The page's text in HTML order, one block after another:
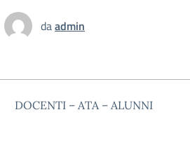
daadmin
DOCENTI – ATA – ALUNNI